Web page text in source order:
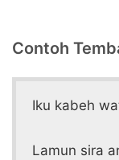
Contoh
Iku kabeh
Lamun sira